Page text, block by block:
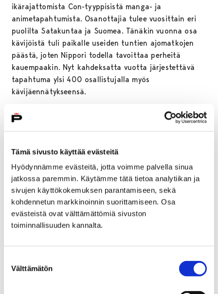
Tämä sivusto käyttää evästeitä
Hyödynnämme evästeitä, jotta voimme palvella sinua
jatkossa paremmin. Käytämme tätä tietoa analytiikan ja
sivujen käyttökokemuksen parantamiseen, sekä
kohdennetun markkinoinnin suorittamiseen. Osa
evästeistä ovat välttämättömiä sivuston
toiminnallisuuden kannalta.
valinta
Välttämätön
ikärajattomista Con-tyyppisistä manga- ja
animetapahtumista. Osanottajia tulee vuosittain eri
puolilta Satakuntaa ja Suomea. Tänäkin vuonna osa
kävijöistä tuli paikalle useiden tuntien ajomatkojen
päästä, joten Nippori todella tavoittaa perheitä
kauempaakin. Nyt kahdeksatta vuotta järjestettävä
tapahtuma ylsi 400 osallistujalla myös
kävijäennätykseensä.
Pääroolissa Cosplay-kisat
Harrastajia kiinnosti tapahtumassa etenkin
ja toisten harrastajien tapaaminen. Cosplay-kisassa
sarjassa. Konkarien sarjan voittaja oli työstänyt
intohimolla Aoba Seragakin -asuaan ja voitto kirvoitti
onnenkyyneleet. Innostuneen vastaanoton sai myös
taidekuja, missä harrastajat esittelivät ja myivät
tekemiään tuotteita, mangakirppis sekä monet
yleisöäänestykseen perustuvaCosplay-kisa.
Nippori toteutetaan laajalla yhteistyöllä